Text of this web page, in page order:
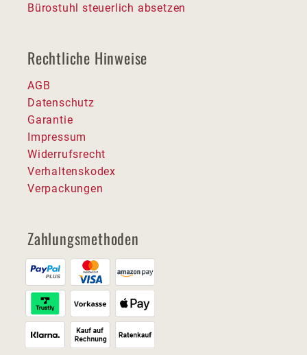
Bürostuhl steuerlich absetzen
Rechtliche Hinweise
AGB
Datenschutz
Garantie
Impressum
Widerrufsrecht
Verhaltenskodex
Verpackungen
Zahlungsmethoden